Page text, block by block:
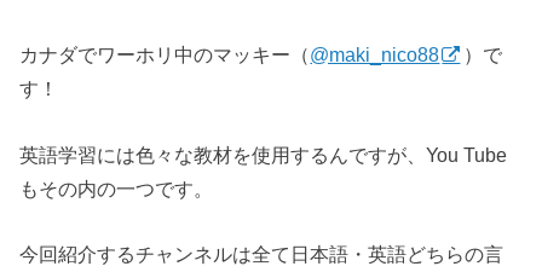
カナダでワーホリ中のマッキー（@maki_nico88
）で
す！
英語学習には色々な教材を使用するんですが、You Tube
もその内の一つです。
今回紹介するチャンネルは全て日本語・英語どちらの言